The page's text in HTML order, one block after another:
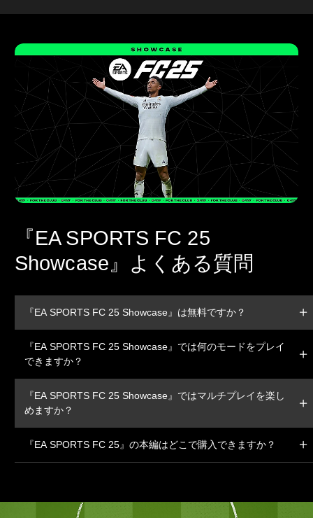
『EA SPORTS FC 25
Showcase』よくある質問
『EA SPORTS FC 25 Showcase』は無料ですか？
『EA SPORTS FC 25 Showcase』では何のモードをプレイ
できますか？
『EA SPORTS FC 25 Showcase』ではマルチプレイを楽し
めますか？
『EA SPORTS FC 25』の本編はどこで購入できますか？